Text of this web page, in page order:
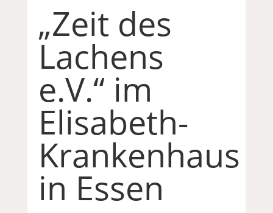
„Zeit des
Lachens
e.V.“ im
Elisabeth-
Krankenhaus
in Essen